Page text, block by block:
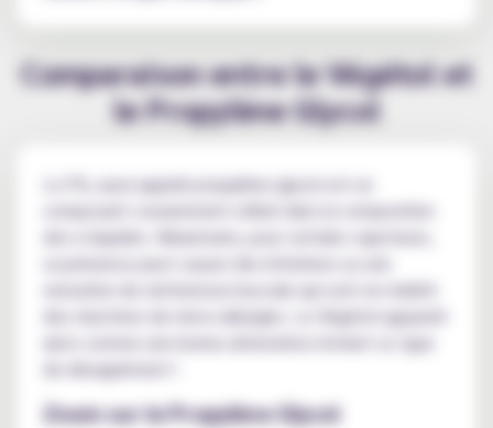
Comparaison entre le Végétol et
le Propylène Glycol
Le PG, aussi appelé propylène glycol est un
composant couramment utilisé dans la composition
sensation de sécheresse buccale qui sont en réalité
des réactions de micro-allergies. Le Végétol apparaît
de désagrément !
Zoom sur le Propylène Glycol